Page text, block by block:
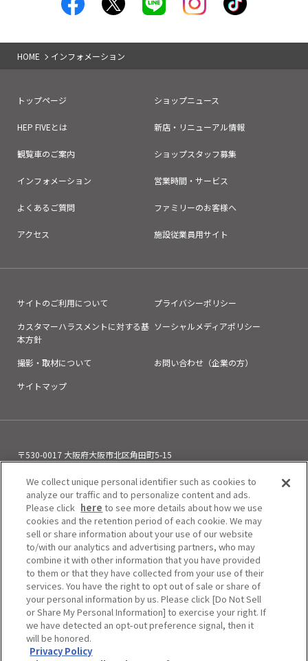
HOME インフォメーション
トップページ ショップニュース
HEP FIVEとは 新店・リニューアル情報
観覧車のご案内 ショップスタッフ募集
インフォメーション 営業時間・サービス
よくあるご質問 ファミリーのお客様へ
アクセス 施設従業員用サイト
サイトのご利用について
プライバシーポリシー
カスタマーハラスメントに対する基
本方針
ソーシャルメディアポリシー
撮影・取材について
お問い合わせ（企業の方）
サイトマップ
〒530-0017 大阪府大阪市北区角田町5-15
06-6313-0501（11:00～21:00）
Do Not Sell or Share My Personal Information
We collect unique personal identifier such as cookies to
analyze our traffic and to personalize content and ads.
Please click here to see more details about how we use
cookies and the retention period of each cookie. We may
sell or share information about your use of our website
to/with our analytics and advertising partners, who may
combine it with other information that you have provided
to them or that they have collected from your use of their
services. You have the right to opt out of sale or share of
your personal information by us. Please click [Do Not Sell
or Share My Personal Information] to exercise your right. If
we have detected an opt-out preference signal, then it
will be honored.
Privacy Policy